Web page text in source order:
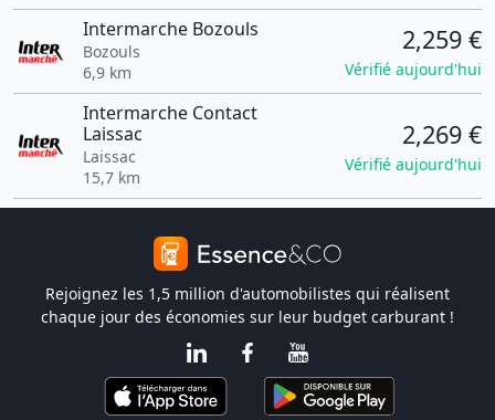
Intermarche Bozouls
Bozouls
6,9 km
2,259 €
Vérifié aujourd'hui
Intermarche Contact
Laissac
Laissac
15,7 km
2,269 €
Vérifié aujourd'hui
Rejoignez les 1,5 million d'automobilistes qui réalisent
chaque jour des économies sur leur budget carburant !